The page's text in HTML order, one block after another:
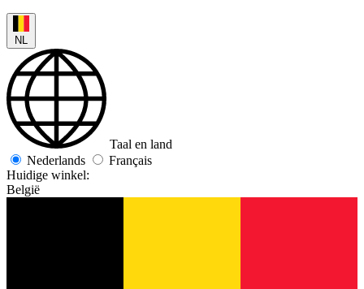
NL
Taal en land
Nederlands
Français
Huidige winkel:
België